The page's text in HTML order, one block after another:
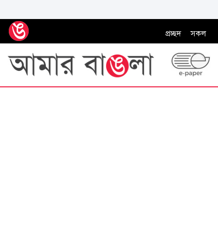
প্রচ্ছদ সকল